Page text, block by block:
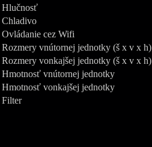
Hlučnosť
Chladivo
Ovládanie cez Wifi
Rozmery vnútornej jednotky (š x v x h)
Rozmery vonkajšej jednotky (š x v x h)
Hmotnosť vnútornej jednotky
Hmotnosť vonkajšej jednotky
Filter